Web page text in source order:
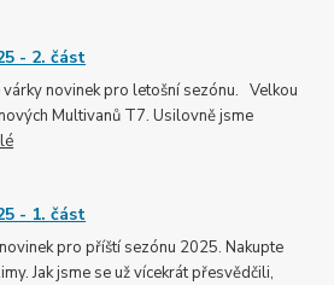
- 2. část
novinek pro letošní sezónu. Velkou
Multivanů T7. Usilovně jsme
- 1. část
pro příští sezónu 2025. Nakupte
Jak jsme se už vícekrát přesvědčili,